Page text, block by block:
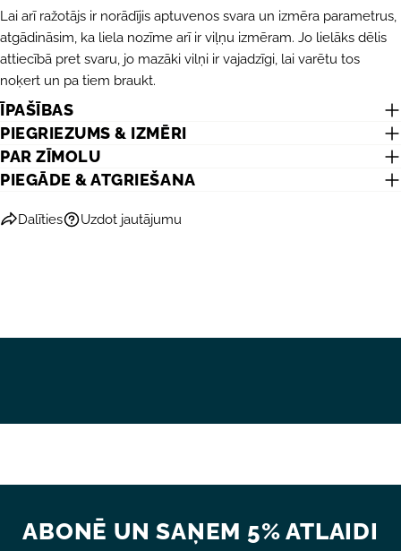
Lai arī ražotājs ir norādījis aptuvenos svara un izmēra parametrus,
atgādināsim, ka liela nozīme arī ir viļņu izmēram. Jo lielāks dēlis
attiecībā pret svaru, jo mazāki vilņi ir vajadzīgi, lai varētu tos
noķert un pa tiem braukt.
ĪPAŠĪBAS
PIEGRIEZUMS & IZMĒRI
PAR ZĪMOLU
PIEGĀDE & ATGRIEŠANA
Dalīties
DALĪTIES AR ŠO PRODUKTU
Dalīties
Uzdot jautājumu
UZDOT JAUTĀJUMU
vārds
Jūsu
e-
pasts
Jūsu
ABONĒ UN SAŅEM 5% ATLAIDI